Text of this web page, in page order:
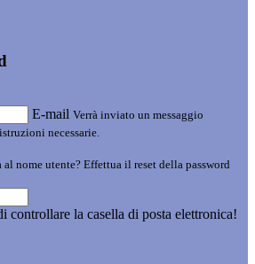
E-mail Verrà inviato un messaggio
necessarie.
nome utente? Effettua il reset della password
controllare la casella di posta elettronica!